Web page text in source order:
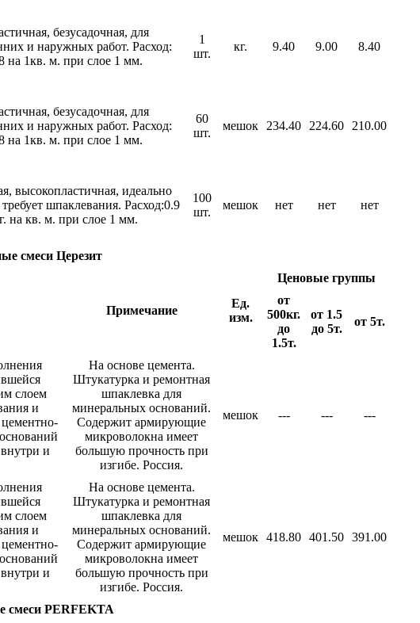
безусадочная, для
и наружных работ. Расход:
на 1кв. м. при слое 1 мм.
1
шт.
кг. 9.40 9.00 8.40
безусадочная, для
и наружных работ. Расход:
на 1кв. м. при слое 1 мм.
60
шт.
мешок 234.40 224.60 210.00
высокопластичная, идеально
требует шпаклевания. Расход:0.9
на кв. м. при слое 1 мм.
100
шт.
мешок нет нет нет
смеси Церезит
Примечание
Ед.
изм.
Ценовые группы
от
500кг.
до
1.5т.
от 1.5
до 5т.
от 5т.
слоем
и
и
На основе цемента.
Штукатурка и ремонтная
шпаклевка для
минеральных оснований.
Содержит армирующие
микроволокна имеет
большую прочность при
изгибе. Россия.
мешок --- --- ---
слоем
и
и
На основе цемента.
Штукатурка и ремонтная
шпаклевка для
минеральных оснований.
Содержит армирующие
микроволокна имеет
большую прочность при
изгибе. Россия.
мешок 418.80 401.50 391.00
смеси PERFEKTA